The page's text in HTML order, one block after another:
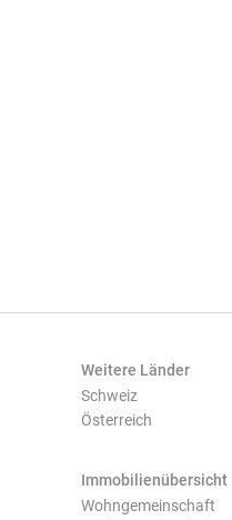
Weitere Länder
Schweiz
Österreich
Immobilienübersicht
Wohngemeinschaft